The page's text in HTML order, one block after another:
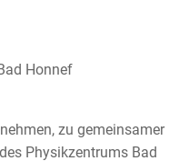
Honnef
zu gemeinsamer
Physikzentrums Bad